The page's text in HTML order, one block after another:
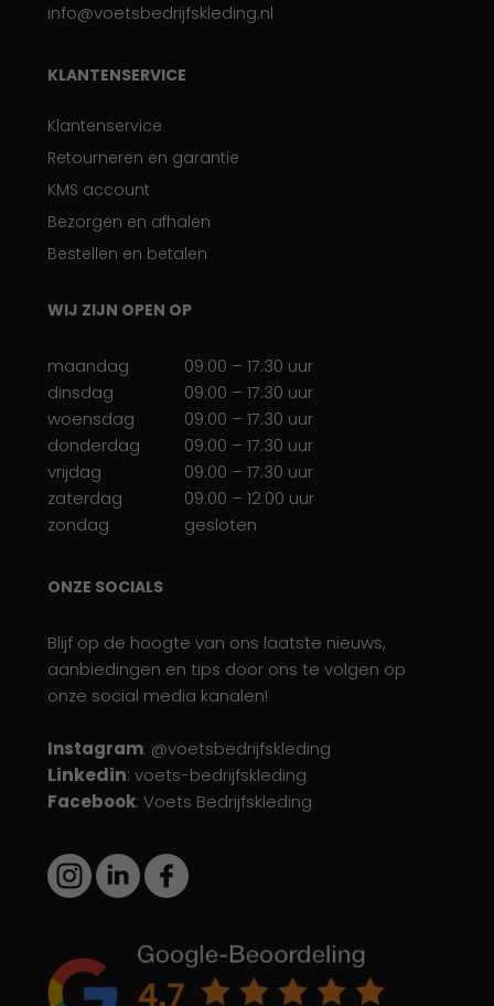
info@voetsbedrijfskleding.nl
KLANTENSERVICE
Klantenservice
Retourneren en garantie
KMS account
Bezorgen en afhalen
Bestellen en betalen
WIJ ZIJN OPEN OP
maandag
09:00 – 17:30 uur
dinsdag
09:00 – 17:30 uur
woensdag
09:00 – 17:30 uur
donderdag
09:00 – 17:30 uur
vrijdag
09:00 – 17:30 uur
zaterdag
09:00 – 12:00 uur
zondag
gesloten
ONZE SOCIALS
Blijf op de hoogte van ons laatste nieuws,
aanbiedingen en tips door ons te volgen op
onze social media kanalen!
Instagram: @voetsbedrijfskleding
Linkedin: voets-bedrijfskleding
Facebook: Voets Bedrijfskleding